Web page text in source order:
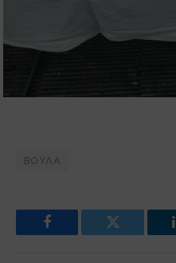
ΒΟΥΛΑ
Facebook Twitter